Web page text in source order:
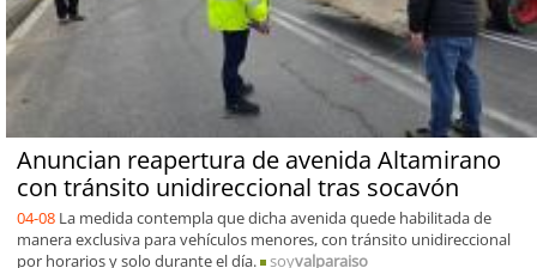
Anuncian reapertura de avenida Altamirano
con tránsito unidireccional tras socavón
04-08 La medida contempla que dicha avenida quede habilitada de
manera exclusiva para vehículos menores, con tránsito unidireccional
por horarios y solo durante el día.
soyvalparaiso